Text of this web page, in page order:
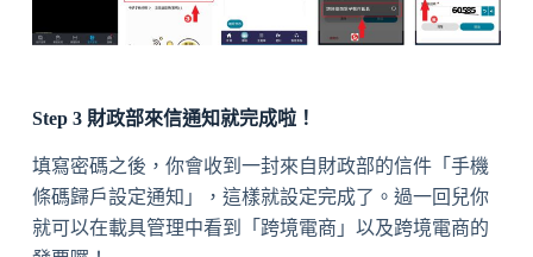
Step 3 財政部來信通知就完成啦！
填寫密碼之後，你會收到一封來自財政部的信件「手機
條碼歸戶設定通知」，這樣就設定完成了。過一回兒你
就可以在載具管理中看到「跨境電商」以及跨境電商的